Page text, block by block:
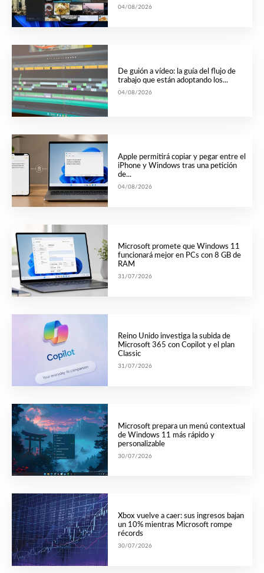
04/08/2026
De guión a vídeo: la guía del flujo de
trabajo que están adoptando los...
04/08/2026
Apple permitirá copiar y pegar entre el
iPhone y Windows tras una petición
de...
04/08/2026
Microsoft promete que Windows 11
funcionará mejor en PCs con 8 GB de
RAM
31/07/2026
Reino Unido investiga la subida de
Microsoft 365 con Copilot y el plan
Classic
31/07/2026
Microsoft prepara un menú contextual
de Windows 11 más rápido y
personalizable
30/07/2026
Xbox vuelve a caer: sus ingresos bajan
un 10% mientras Microsoft rompe
récords
30/07/2026